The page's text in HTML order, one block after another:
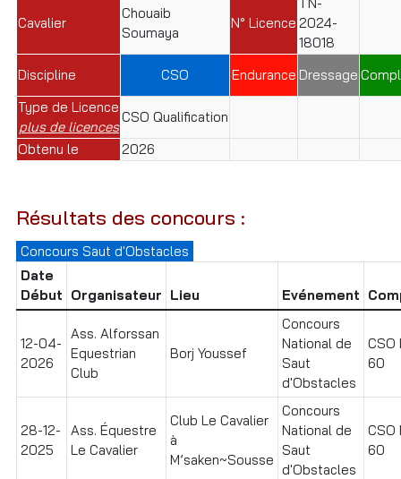
Cavalier
Chouaib
Soumaya
N° Licence 2024-
18018
Discipline
CSO Endurance Dressage
Type de Licence
plus de licences
CSO Qualification
Obtenu le
2026
Résultats des concours :
Concours Saut d'Obstacles
Date
Début Organisateur Lieu Evénement
12-04-
2026
Ass. Alforssan
Equestrian
Club
Borj Youssef
Concours
National de
Saut
d'Obstacles
CSO
60
28-12-
2025
Ass. Équestre
Le Cavalier
Club Le Cavalier
à
M’saken~Sousse
Concours
National de
Saut
d'Obstacles
CSO
60